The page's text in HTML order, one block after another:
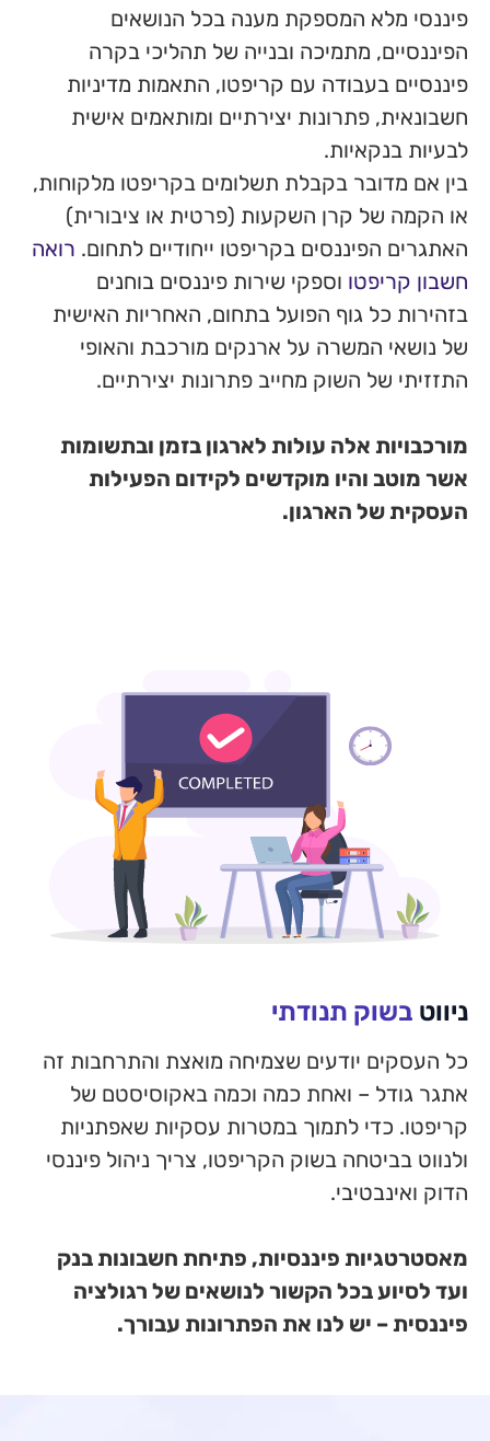
מענה בכל הנושאים
של תהליכי בקרה
קריפטו, התאמות מדיניות
ומותאמים אישית
תשלומים בקריפטו מלקוחות,
(פרטית או ציבורית)
ייחודיים לתחום.רואה
פיננסים בוחנים
בתחום, האחריות האישית
מורכבת והאופי
פתרונות יצירתיים.
לארגון בזמן ובתשומות
לקידום הפעילות
מואצת והתרחבות זה
וכמה באקוסיסטם של
עסקיות שאפתניות
צריך ניהול פיננסי
פתיחת חשבונות בנק
לנושאים של רגולציה
הפתרונות עבורך.